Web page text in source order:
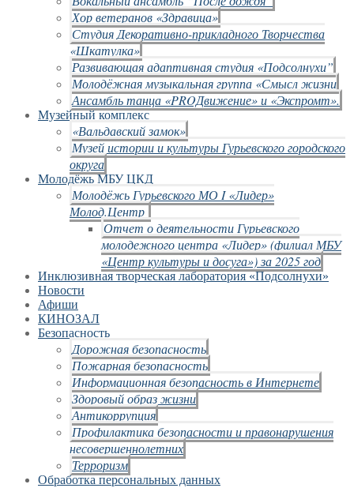
Хор ветеранов «Здравица»
Студия Декоративно-прикладного Творчества
«Шкатулка»
Развивающая адаптивная студия «Подсолнухи”
Молодёжная музыкальная группа «Смысл жизни
Ансамбль танца «PROДвижение» и «Экспромт».
Музейный комплекс
«Вальдавский замок»
Музей истории и культуры Гурьевского городского
округа
Молодёжь МБУ ЦКД
Молодёжь Гурьевского МО I «Лидер»
Молод.Центр
Отчет о деятельности Гурьевского
молодежного центра «Лидер» (филиал МБУ
«Центр культуры и досуга») за 2025 год
Инклюзивная творческая лаборатория «Подсолнухи»
Новости
Афиши
КИНОЗАЛ
Безопасность
Дорожная безопасность
Пожарная безопасность
Информационная безопасность в Интернете
Здоровый образ жизни
Антикоррупция
Профилактика безопасности и правонарушения
несовершеннолетних
Терроризм
Обработка персональных данных